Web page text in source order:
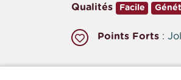
Qualités Facile
Points Forts :